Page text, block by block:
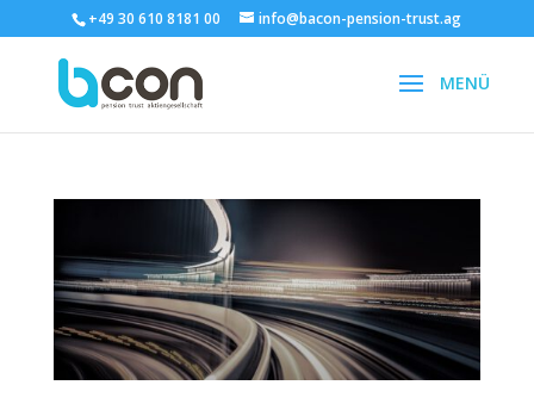
+49 30 610 8181 00 info@bacon-pension-trust.ag